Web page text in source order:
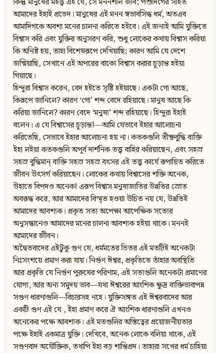
আমাদের ইহাই প্রভেদ। মানুষের এই মনন স্বভাবসিদ্ধ ধর্ম, অতএব
আমাদিগকে অবশ্য মনের চালনা করিতে হইবে। এই জন্যই আমি যুক্তিতে
বিশ্বাস করি এবং যুক্তির অনুসরণ করি, শুধু লোকের কথায় বিশ্বাস করিয়া
কি অনিষ্ট হয়, তাহা বিশেষরূপে দেখিয়াছি; কারণ আমি যে দেশে
জন্মিয়াছি, সেখানে এই অপরের বাক্যে বিশ্বাস করার চূড়ান্ত হইয়া
গিয়াছে।
হিন্দুরা বিশ্বাস করেন, বেদ হইতে সৃষ্টি হইয়াছে। একটা গো আছে,
কিরূপে জানিলে? কারণ ‘গো’ শব্দ বেদে রহিয়াছে। মানুষ আছে কি
করিয়া জানিলে? কারণ বেদে ‘মনুষ্য’ শব্দ রহিয়াছে। হিন্দুরা ইহাই
বলেন। এ যে বিশ্বাসের চূড়ান্ত!—আমি যেভাবে ইহার আলোচনা
করিতেছি, সেভাবে ইহার আলোচনা হয় না। কতকগুলি তীক্ষ্ণবুদ্ধি ব্যক্তি
ইহা লইয়া কতকগুলি অপূর্ব দার্শনিক তত্ত্ব বাহির করিয়াছেন, এবং সহস্র
সহস্র বুদ্ধিমান‍্ ব্যক্তি সহস্র সহস্র বৎসর এই তত্ত্ব কার্যে রূপায়িত করিতে
জীবন উৎসর্গ করিয়াছেন। লোকের কথায় বিশ্বাসের শক্তি অনেক,
উহাতে বিপদও অনেক! এরূপ বিশ্বাস মনুষ্যজাতির উন্নতির স্রোত
অবরূদ্ধ করে, আর আমাদের বিস্মৃত হওয়া উচিত নয় যে, উন্নতিই
আমাদের আবশ্যক। প্রকৃত সত্য অপেক্ষা আপেক্ষিক সত্যের
অনুসন্ধানেও আমাদের মনের চালনা আবশ্যক হইয়া থাকে। মননই
আমাদের জীবন।
অদ্বৈতবাদের এইটুকু গুণ যে, ধর্মমতের ভিতর এই মতটিই অনেকটা
নিঃসংশয়ে প্রমাণ করা যায়। নির্গুণ ঈশ্বর, প্রকৃতিতে তাঁহার অবস্থিতি
আর প্রকৃতি যে নির্গুণ পুরুষের পরিণাম, এই সত্যগুলি অনেকটা প্রমাণের
যোগ্য, আর অন্য সমুদয় ভাব—যথা ঈশ্বরের আংশিক ক্ষুদ্র ব্যক্তিভাবাপন্ন
সগুণ ধারণাগুলি—বিচারসহ নহে। যুক্তিসঙ্গত এই ঈশ্বরবাদের আর
একটি গুণ এই যে , ইহা প্রমাণ করে ঐ আংশিক ধারণাগুলি এখনও
অনেকের পক্ষে আবশ্যক। এই মতগুলির অস্তিত্বের প্রয়োজনীয়তার
পক্ষে ইহাই একমাত্র যুক্তি। দেখিবে, অনেক লোকে বলিয়া থাকে, এই
সগুণবাদ অযৌক্তিক, তথাপি ইহা বড় শান্তিপ্রদ। তাহারা সখের ধর্ম চাহিয়া